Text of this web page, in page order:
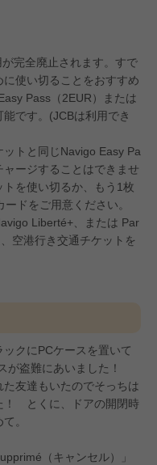
完全廃止されます。すで
使い切ることをおすすめ
Pass（2EUR）または
です。(JCBは利用でき
トと同じNavigo Easy Pa
ージすることはできませ
を使い切るか、もう1枚
ドをご用意ください。
Liberté+、または Par
空港行き交通チケットを
クにPCケースを置いて
が盗難にあいました！
友達もいたのでそっちは
！ とくに、ドアの開閉時
。
（キャンセル）」